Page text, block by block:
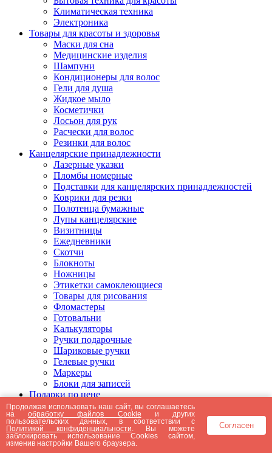
Климатическая техника
Электроника
Товары для красоты и здоровья
Маски для сна
Медицинские изделия
Шампуни
Кондиционеры для волос
Гели для душа
Жидкое мыло
Косметички
Лосьон для рук
Расчески для волос
Резинки для волос
Канцелярские принадлежности
Лазерные указки
Пломбы номерные
Подставки для канцелярских принадлежностей
Коврики для резки
Полотенца бумажные
Лупы канцелярские
Визитницы
Ежедневники
Скотчи
Блокноты
Ножницы
Этикетки самоклеющиеся
Товары для рисования
Фломастеры
Готовальни
Калькуляторы
Ручки подарочные
Шариковые ручки
Гелевые ручки
Маркеры
Блоки для записей
Подарки по цене
Подарки от 5000 рублей
Подарки до 5000 рублей
Подарки до 3000 рублей
Подарки до 2000 рублей
Подарки до 1000 рублей
Продолжая использовать наш сайт, вы соглашаетесь
наобработку файлов Cookie и других
пользовательских данных, в соответствии с
Политикой конфиденциальности . Вы можете
заблокировать использование Cookies сайтом,
изменив настройки Вашего браузера.
Согласен